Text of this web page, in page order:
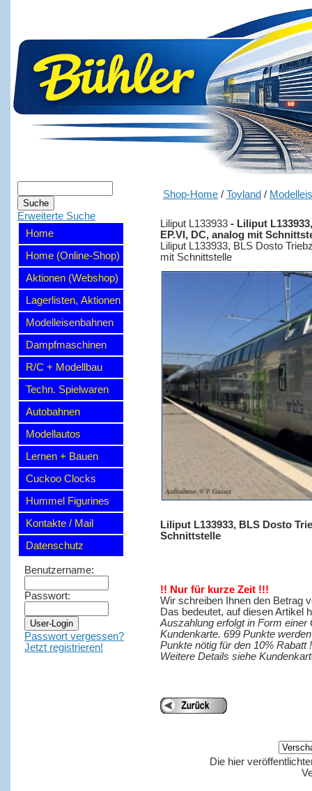
Erweiterte Suche
Home
Home (Online-Shop)
Aktionen (Webshop)
Lagerlisten, Aktionen
Modelleisenbahnen
Dampfmaschinen
R/C + Modellbau
Techn. Spielwaren
Autobahnen
Modellautos
Lernen + Bauen
Cuckoo Clocks
Hummel Figurines
Kontakte / Mail
Datenschutz
Benutzername:
Passwort:
Passwort vergessen?
Jetzt registrieren!
Shop-Home / Toyland /
Liliput L133933 - Liliput
EP.VI, DC, analog mit
Liliput L133933, BLS Dosto
mit Schnittstelle
Liliput L133933, BLS Dosto
Schnittstelle
!! Nur für kurze Zeit !!!
Wir schreiben Ihnen den Betrag
Das bedeutet, auf diesen Artikel
Auszahlung erfolgt in Form
Kundenkarte. 699 Punkte
Punkte nötig für den 10% Rabatt
Weitere Details siehe
Die hier